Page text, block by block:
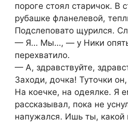
пороге стоял старичок. В
рубашке фланелевой,
Подслеповато щурился.
— Я… Мы…, — у Ники
перехватило.
— А, здравствуйте,
Заходи, дочка! Туточки
На коечке, на одеялке. Я
рассказывал, пока не
напужался. Ишь ты, какой